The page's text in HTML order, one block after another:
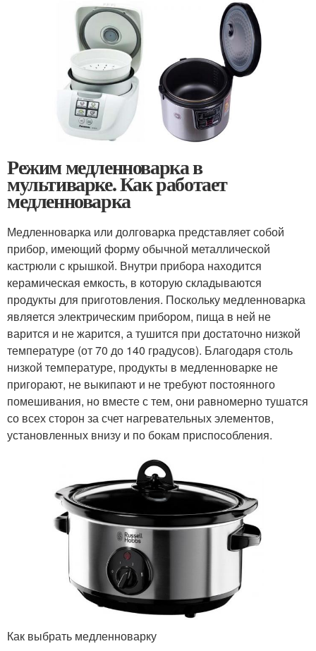
Режим медленноварка в
мультиварке. Как работает
медленноварка
Медленноварка или долговарка представляет собой
прибор, имеющий форму обычной металлической
кастрюли с крышкой. Внутри прибора находится
керамическая емкость, в которую складываются
продукты для приготовления. Поскольку медленноварка
является электрическим прибором, пища в ней не
варится и не жарится, а тушится при достаточно низкой
температуре (от 70 до 140 градусов). Благодаря столь
низкой температуре, продукты в медленноварке не
пригорают, не выкипают и не требуют постоянного
помешивания, но вместе с тем, они равномерно тушатся
со всех сторон за счет нагревательных элементов,
установленных внизу и по бокам приспособления.
Как выбрать медленноварку